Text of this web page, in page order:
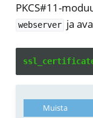
PKCS#11-
webserver ja
Muista